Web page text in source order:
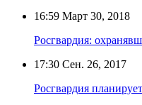
16:59 Март 30, 2018
Росгвардия:
17:30 Сен. 26, 2017
Росгвардия